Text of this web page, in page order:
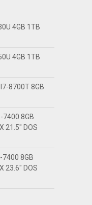
4GB 1TB
4GB 1TB
8700T 8GB
7400 8GB
21.5″ DOS
7400 8GB
23.6″ DOS